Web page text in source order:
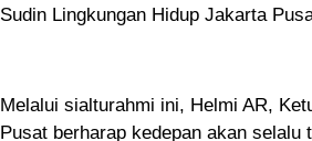
Sudin Lingkungan Hidup Jakarta
Melalui sialturahmi ini, Helmi AR,
Pusat berharap kedepan akan